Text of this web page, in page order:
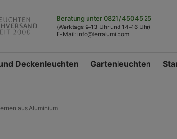
Beratung unter0821 / 450 45 25
(Werktags 9–13 Uhr und 14–16 Uhr)
E-Mail: info@terralumi.com
Deckenleuchten Gartenleuchten
aus Aluminium